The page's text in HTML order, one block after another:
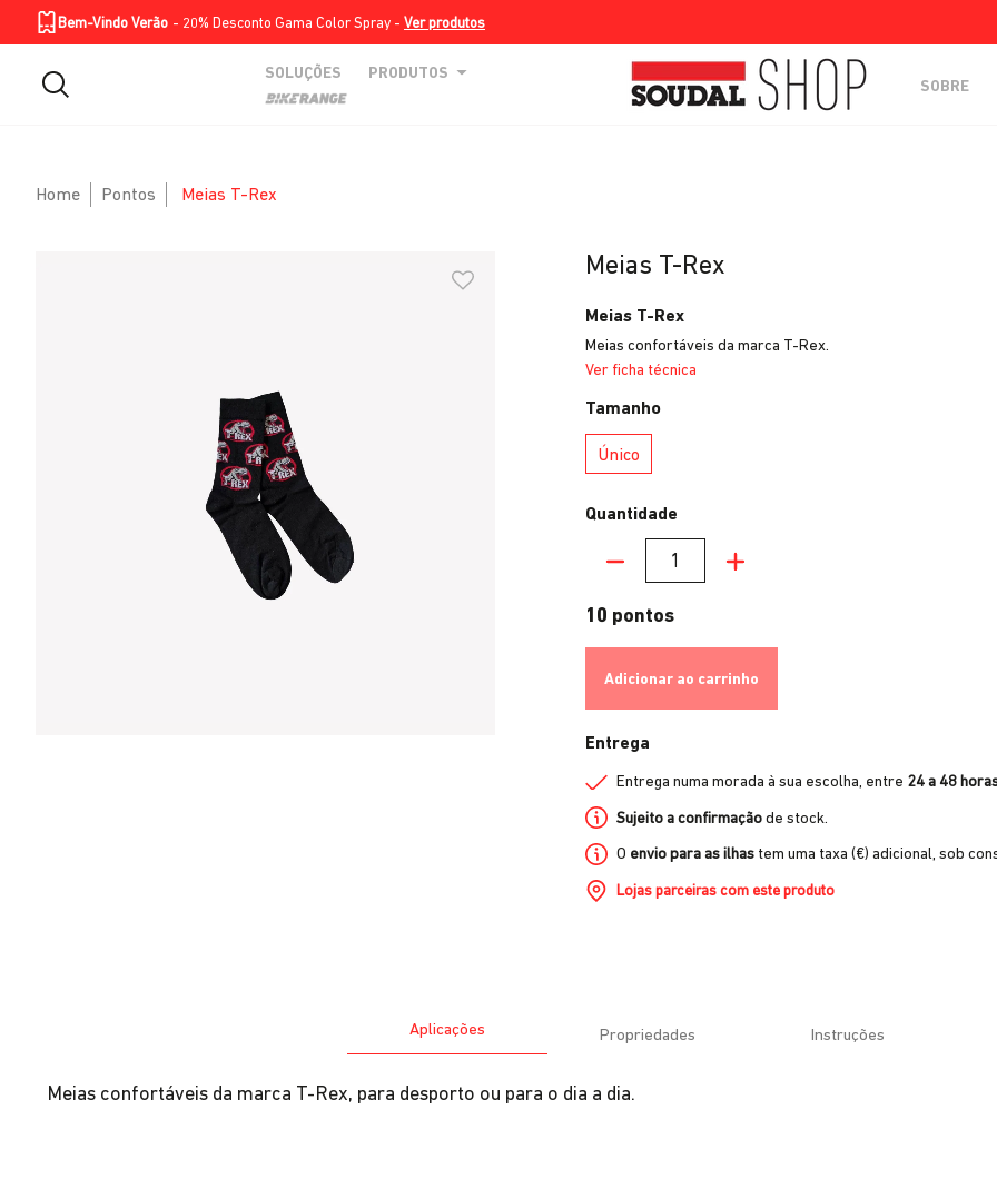
Skip to Main Content
Homepage Soluções Produtos BIKE RANGE
Bem-Vindo Verão - 20% Desconto Gama Color Spray - Ver produtos
SOLUÇÕES PRODUTOS
SOBRE
Home Pontos Meias T-Rex
Meias T-Rex
Meias T-Rex
Meias confortáveis da marca T-Rex.
Ver ficha técnica
Tamanho
Único
Quantidade
10 pontos
Adicionar ao carrinho
Entrega
Entrega numa morada à sua escolha, entre 24 a 48
Sujeito a confirmaçãode stock.
O envio para as ilhas tem uma taxa (€) adicional, sob
Lojas parceiras com este produto
Aplicações Propriedades Instruções
Meias confortáveis da marca T-Rex, para desporto ou para o dia a dia.